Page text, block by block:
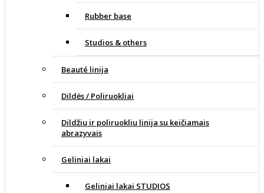
Rubber base
Studios & others
Beauté linija
Dildės / Poliruokliai
Dildžių ir poliruoklių linija su keičiamais
abrazyvais
Geliniai lakai
Geliniai lakai STUDIOS